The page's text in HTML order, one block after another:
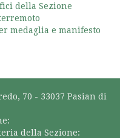
della Sezione
medaglia e manifesto
70 - 33037 Pasian di
della Sezione: